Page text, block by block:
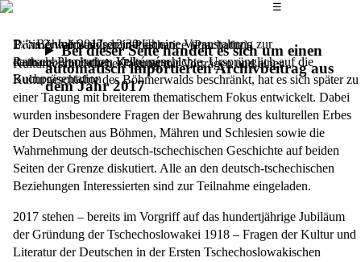
Das
☰
Bei dieser Seite handelt es sich um einen
automatisch importierten Archivbeitrag aus
dem Jahr 2017
Böhmerwaldseminar in Prachatice (Prachatitz)
Kulturgeschichtliche Tagung mit Vorträgen und einer
Buchpräsentation
Das Böhmerwaldseminar ist eine Veranstaltung zur
deutschböhmischen Kulturgeschichte. Ursprünglich auf die
Kulturgeschichte des Böhmerwalds beschränkt, hat es sich später zu
einer Tagung mit breiterem thematischem Fokus entwickelt. Dabei
wurden insbesondere Fragen der Bewahrung des kulturellen Erbes
der Deutschen aus Böhmen, Mähren und Schlesien sowie die
Wahrnehmung der deutsch-tschechischen Geschichte auf beiden
Seiten der Grenze diskutiert. Alle an den deutsch-tschechischen
Beziehungen Interessierten sind zur Teilnahme eingeladen.
2017 stehen – bereits im Vorgriff auf das hundertjährige Jubiläum
der Gründung der Tschechoslowakei 1918 – Fragen der Kultur und
Literatur der Deutschen in der Ersten Tschechoslowakischen
1. bis 2. Juli 2017,12.30 Uhr
Rathaus Prachatice, Velké nám. 1